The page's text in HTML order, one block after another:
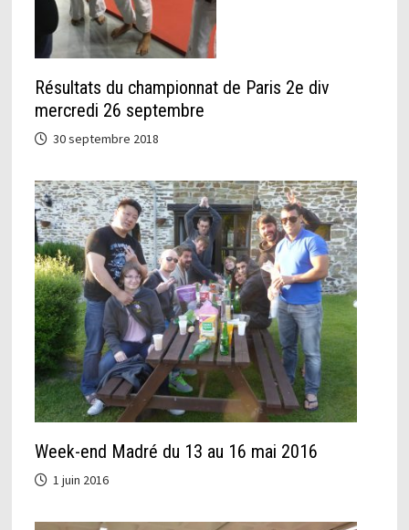
Résultats du championnat de Paris 2e div
mercredi 26 septembre
30 septembre 2018
Week-end Madré du 13 au 16 mai 2016
1 juin 2016